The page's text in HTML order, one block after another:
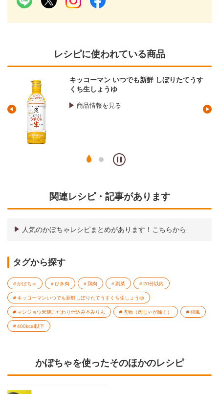
レシピに使われている商品
しぼりたてうす マンジョウ 米麹こだわり仕込
関連レシピ・記事があります
人気のかぼちゃレシピまとめがあります！こちらから
タグから探す
かぼちゃ ひき肉 鶏肉 副菜 20分以内
キッコーマンいつでも新鮮しぼりたてうすくち生しょうゆ
マンジョウ米麹こだわり仕込み本みりん 煮物（肉じゃが除く） 和風
400kcal以下
かぼちゃを使ったそのほかのレシピ